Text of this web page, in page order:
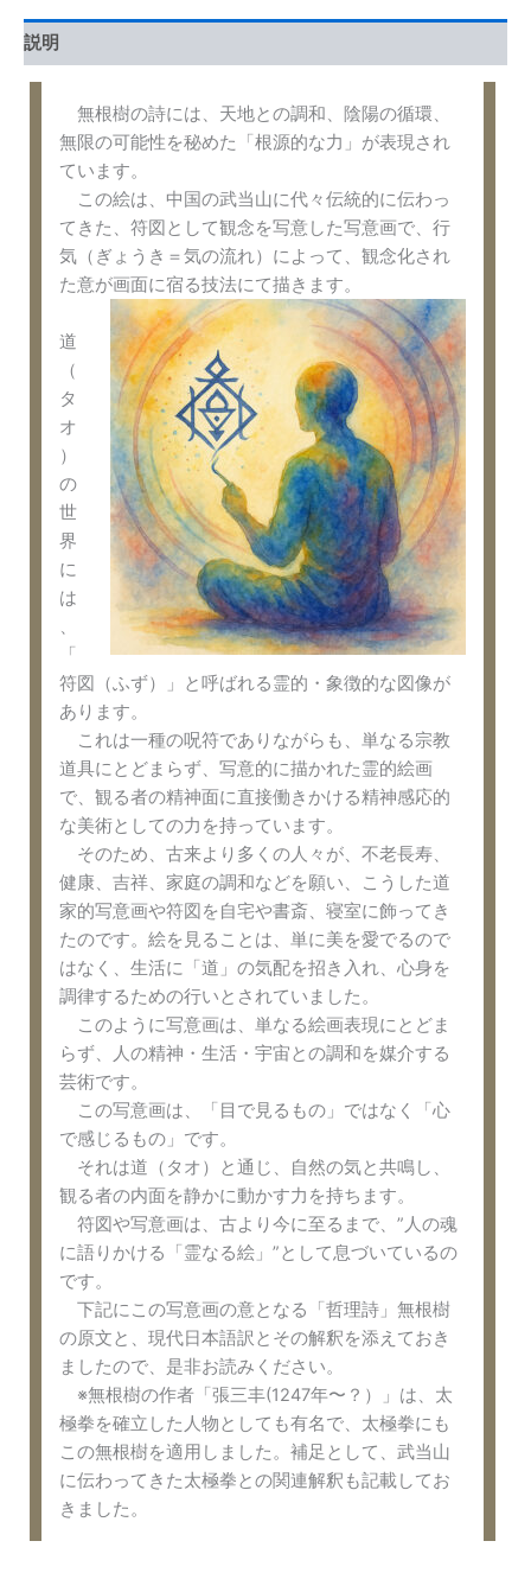
説明
無根樹の詩には、天地との調和、陰陽の循環、
無限の可能性を秘めた「根源的な力」が表現され
ています。
この絵は、中国の武当山に代々伝統的に伝わっ
てきた、符図として観念を写意した写意画で、行
気（ぎょうき＝気の流れ）によって、観念化され
た意が画面に宿る技法にて描きます。
道
（
タ
オ
）
の
世
界
に
は
、
「
符図（ふず）」と呼ばれる霊的・象徴的な図像が
あります。
これは一種の呪符でありながらも、単なる宗教
道具にとどまらず、写意的に描かれた霊的絵画
で、観る者の精神面に直接働きかける精神感応的
な美術としての力を持っています。
そのため、古来より多くの人々が、不老長寿、
健康、吉祥、家庭の調和などを願い、こうした道
家的写意画や符図を自宅や書斎、寝室に飾ってき
たのです。絵を見ることは、単に美を愛でるので
はなく、生活に「道」の気配を招き入れ、心身を
調律するための行いとされていました。
このように写意画は、単なる絵画表現にとどま
らず、人の精神・生活・宇宙との調和を媒介する
芸術です。
この写意画は、「目で見るもの」ではなく「心
で感じるもの」です。
それは道（タオ）と通じ、自然の気と共鳴し、
観る者の内面を静かに動かす力を持ちます。
符図や写意画は、古より今に至るまで、”人の魂
に語りかける「霊なる絵」”として息づいているの
です。
下記にこの写意画の意となる「哲理詩」無根樹
の原文と、現代日本語訳とその解釈を添えておき
ましたので、是非お読みください。
※無根樹の作者「張三丰(1247年〜？）」は、太
極拳を確立した人物としても有名で、太極拳にも
この無根樹を適用しました。補足として、武当山
に伝わってきた太極拳との関連解釈も記載してお
きました。